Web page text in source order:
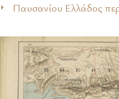
Παυσανίου Ελλάδος